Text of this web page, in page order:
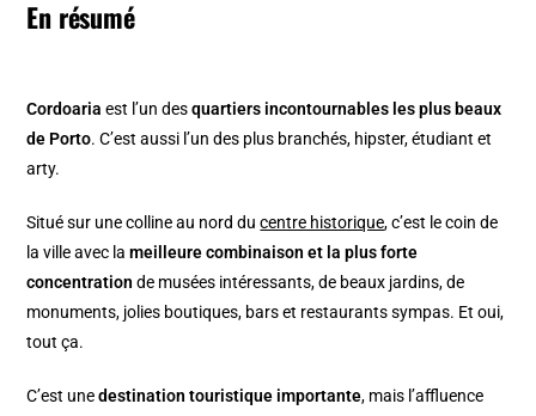
En résumé
Cordoaria est l’un desquartiers incontournables les plus beaux
de Porto. C’est aussi l’un des plus branchés, hipster, étudiant et
arty.
Situé sur une colline au nord ducentre historique, c’est le coin de
la ville avec lameilleure combinaison et la plus forte
concentration de musées intéressants, de beaux jardins, de
monuments, jolies boutiques, bars et restaurants sympas. Et oui,
tout ça.
C’est unedestination touristique importante, mais l’affluence